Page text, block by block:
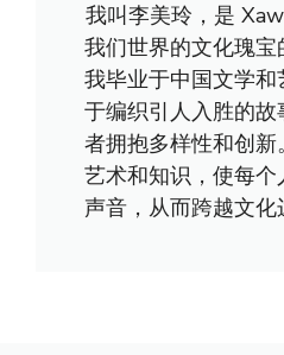
我叫李美玲，是
我们世界的文化瑰宝
我毕业于中国文学
于编织引人入胜的
者拥抱多样性和创
艺术和知识，使每
声音，从而跨越文化